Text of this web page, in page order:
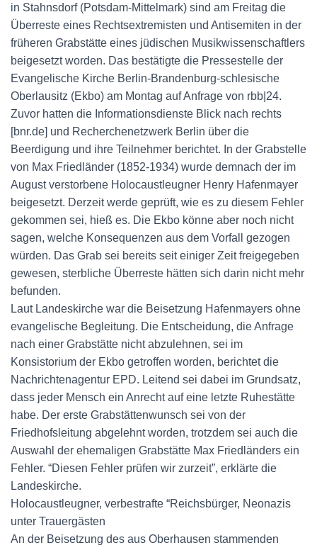
in Stahnsdorf (Potsdam-Mittelmark) sind am Freitag die
Überreste eines Rechtsextremisten und Antisemiten in der
früheren Grabstätte eines jüdischen Musikwissenschaftlers
beigesetzt worden. Das bestätigte die Pressestelle der
Evangelische Kirche Berlin-Brandenburg-schlesische
Oberlausitz (Ekbo) am Montag auf Anfrage von rbb|24.
Zuvor hatten die Informationsdienste Blick nach rechts
[bnr.de] und Recherchenetzwerk Berlin über die
Beerdigung und ihre Teilnehmer berichtet. In der Grabstelle
von Max Friedländer (1852-1934) wurde demnach der im
August verstorbene Holocaustleugner Henry Hafenmayer
beigesetzt. Derzeit werde geprüft, wie es zu diesem Fehler
gekommen sei, hieß es. Die Ekbo könne aber noch nicht
sagen, welche Konsequenzen aus dem Vorfall gezogen
würden. Das Grab sei bereits seit einiger Zeit freigegeben
gewesen, sterbliche Überreste hätten sich darin nicht mehr
befunden.
Laut Landeskirche war die Beisetzung Hafenmayers ohne
evangelische Begleitung. Die Entscheidung, die Anfrage
nach einer Grabstätte nicht abzulehnen, sei im
Konsistorium der Ekbo getroffen worden, berichtet die
Nachrichtenagentur EPD. Leitend sei dabei im Grundsatz,
dass jeder Mensch ein Anrecht auf eine letzte Ruhestätte
habe. Der erste Grabstättenwunsch sei von der
Friedhofsleitung abgelehnt worden, trotzdem sei auch die
Auswahl der ehemaligen Grabstätte Max Friedländers ein
Fehler. “Diesen Fehler prüfen wir zurzeit”, erklärte die
Landeskirche.
Holocaustleugner, verbestrafte “Reichsbürger, Neonazis
unter Trauergästen
An der Beisetzung des aus Oberhausen stammenden